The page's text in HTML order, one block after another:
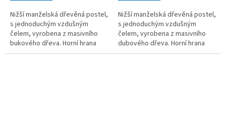
Nižší manželská dřevěná postel,
s jednoduchým vzdušným
čelem, vyrobena z masivního
bukového dřeva. Horní hrana
bočnice ve 40 cm.
Nižší manželská dřevěná postel,
s jednoduchým vzdušným
čelem, vyrobena z masivního
dubového dřeva. Horní hrana
bočnice ve 40 cm.